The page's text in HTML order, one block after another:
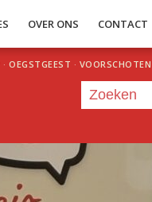
OVER ONS CONTACT
· OEGSTGEEST · VOORSCHOTEN